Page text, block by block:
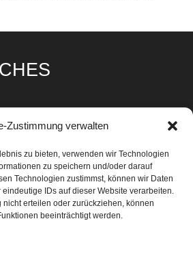
Zustimmung verwalten
zu bieten, verwenden wir Technologien
zu speichern und/oder darauf
Technologien zustimmst, können wir Daten
IDs auf dieser Website verarbeiten.
nicht erteilen oder zurückziehen, können
beeinträchtigt werden.
FINDEN